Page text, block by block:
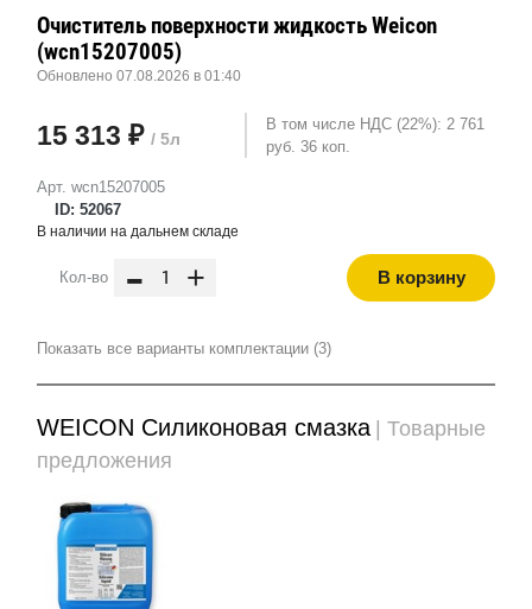
Арт. wcn15207005
ID: 52067
Очиститель поверхности жидкость Weicon
(wcn15207005)
Обновлено 07.08.2026 в 01:40
15 313 ₽ / 5л
В том числе НДС (22%): 2 761
руб. 36 коп.
В наличии на дальнем складе
Кол-во - + В корзину
Показать все варианты комплектации (3)
WEICON Силиконовая смазка | Товарные
предложения